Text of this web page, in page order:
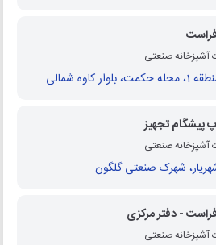
آشپزخانه صنعتی
کاوه شمالی
پیشگام تجهیز
آشپزخانه صنعتی
شهرک صنعتی گلگون
- دفتر مرکزی
آشپزخانه صنعتی